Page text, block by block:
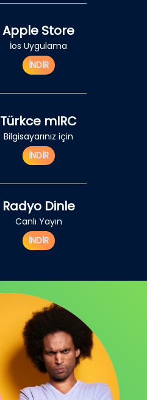
Apple Store
İos Uygulama
İNDİR
Türkce mIRC
Bilgisayarınız için
İNDİR
Radyo Dinle
Canlı Yayın
İNDİR